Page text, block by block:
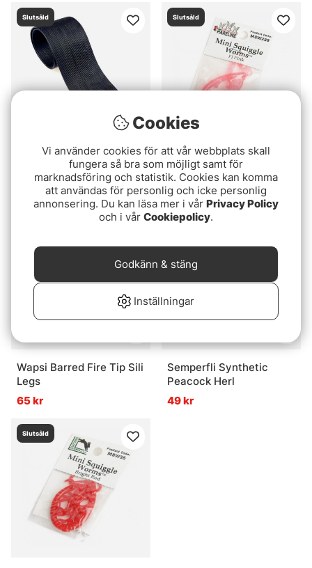
Slutsåld
FutureFly Round Rubber
Legs
Slutsåld
Mini Squiggle Worms
#289 Fl Pink
79 kr
Wapsi Barred Fire Tip Sili
Legs
65 kr
Slutsåld
Semperfli Synthetic
Peacock Herl
49 kr
Slutsåld
Cookies
Vi använder cookies för att vår webbplats skall
fungera så bra som möjligt samt för
marknadsföring och statistik. Cookies kan komma
att användas för personlig och icke personlig
annonsering. Du kan läsa mer i vår Privacy Policy
och i vår Cookiepolicy.
Inställningar
Godkänn & stäng